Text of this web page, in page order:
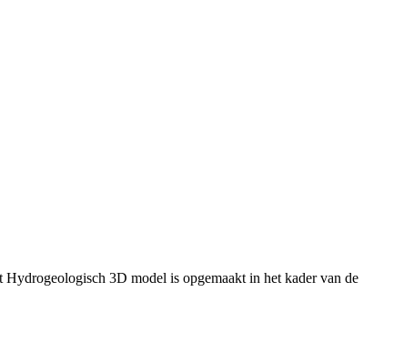
3D model is opgemaakt in het kader van de